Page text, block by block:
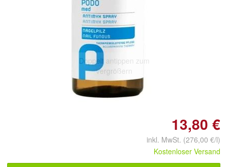
Doppelt antippen zum
vergrößern
13,80 €
inkl. MwSt. (276,00 €/l)
Kostenloser Versand